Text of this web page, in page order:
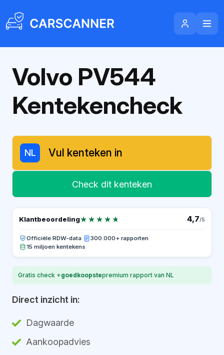
Volvo PV544
Kentekencheck
NL
Check dit kenteken
Klantbeoordeling★★★★★
★★★★★ 4,7/5
Officiële RDW-data·
300.000+ rapporten
15 miljoen kentekens
Gratis check +goedkoopstepremium rapport van NL
Direct inzicht in:
Dagwaarde
Aankoopadvies